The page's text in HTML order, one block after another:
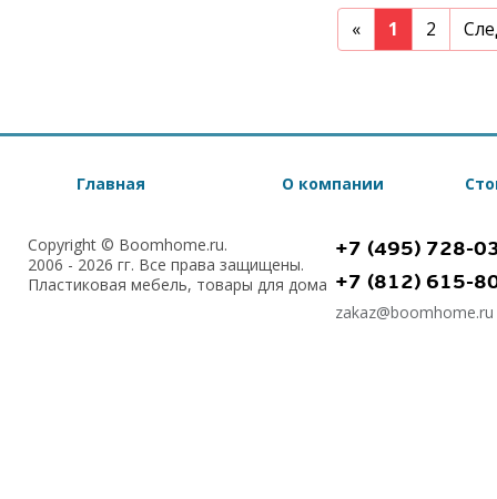
«Previous
1 2
Главная О компании
Copyright © Boomhome.ru.
2006 - 2026 гг. Все права защищены.
Пластиковая мебель, товары для дома
+7 (495) 728-
+7 (812) 615-
zakaz@boomhome.ru